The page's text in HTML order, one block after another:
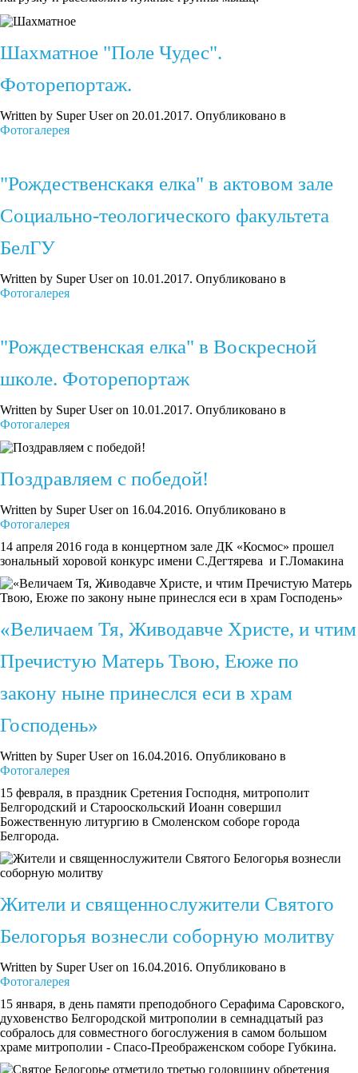
Шахматное "Поле Чудес".
Фоторепортаж.
Written by Super User on 20.01.2017. Опубликовано в
Фотогалерея
"Рождественскакя елка" в актовом зале
Социально-теологического факультета
БелГУ
Written by Super User on 10.01.2017. Опубликовано в
Фотогалерея
"Рождественская елка" в Воскресной
школе. Фоторепортаж
Written by Super User on 10.01.2017. Опубликовано в
Фотогалерея
Поздравляем с победой!
Written by Super User on 16.04.2016. Опубликовано в
Фотогалерея
14 апреля 2016 года в концертном зале ДК «Космос» прошел
зональный хоровой конкурс имени С.Дегтярева и Г.Ломакина
«Величаем Тя, Живодавче Христе, и чтим
Пречистую Матерь Твою, Еюже по
закону ныне принеслся еси в храм
Господень»
Written by Super User on 16.04.2016. Опубликовано в
Фотогалерея
15 февраля, в праздник Сретения Господня, митрополит
Белгородский и Старооскольский Иоанн совершил
Божественную литургию в Смоленском соборе города
Белгорода.
Жители и священнослужители Святого
Белогорья вознесли соборную молитву
Written by Super User on 16.04.2016. Опубликовано в
Фотогалерея
15 января, в день памяти преподобного Серафима Саровского,
духовенство Белгородской митрополии в семнадцатый раз
собралось для совместного богослужения в самом большом
храме митрополии - Спасо-Преображенском соборе Губкина.